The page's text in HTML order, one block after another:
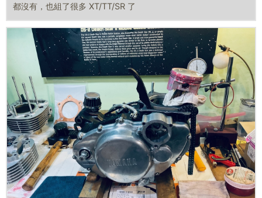
都沒有，也組了很多 XT/TT/SR 了